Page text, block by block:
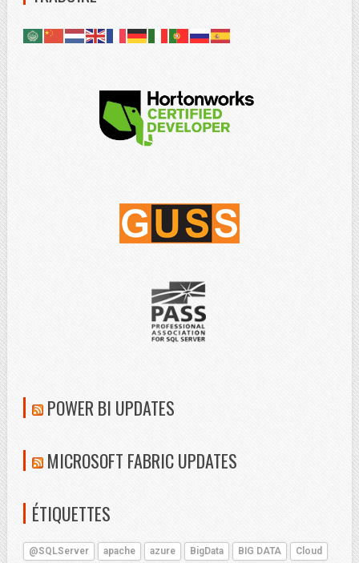
POWER BI UPDATES
MICROSOFT FABRIC UPDATES
ÉTIQUETTES
@SQLServer apache azure BigData BIG DATA Cloud